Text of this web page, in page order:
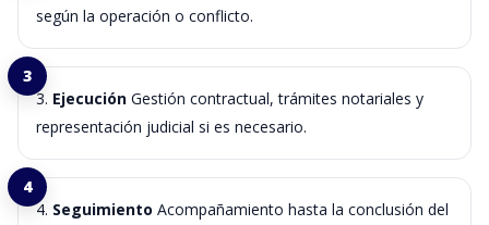
según la operación o conflicto.
Ejecución Gestión contractual, trámites notariales y
representación judicial si es necesario.
Seguimiento Acompañamiento hasta la conclusión del